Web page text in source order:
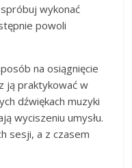
wykonać
powoli
na osiągnięcie
ją praktykować w
dźwiękach muzyki
wyciszeniu umysłu.
sesji, a z czasem